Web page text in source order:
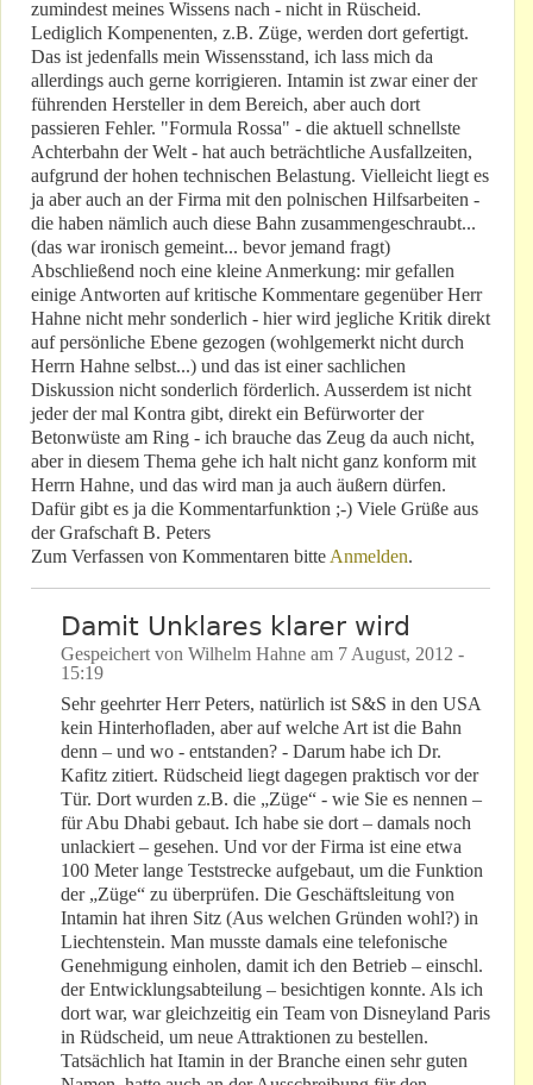
zumindest meines Wissens nach - nicht in Rüscheid.
Lediglich Kompenenten, z.B. Züge, werden dort gefertigt.
Das ist jedenfalls mein Wissensstand, ich lass mich da
allerdings auch gerne korrigieren. Intamin ist zwar einer der
führenden Hersteller in dem Bereich, aber auch dort
passieren Fehler. "Formula Rossa" - die aktuell schnellste
Achterbahn der Welt - hat auch beträchtliche Ausfallzeiten,
aufgrund der hohen technischen Belastung. Vielleicht liegt es
ja aber auch an der Firma mit den polnischen Hilfsarbeiten -
die haben nämlich auch diese Bahn zusammengeschraubt...
(das war ironisch gemeint... bevor jemand fragt)
Abschließend noch eine kleine Anmerkung: mir gefallen
einige Antworten auf kritische Kommentare gegenüber Herr
Hahne nicht mehr sonderlich - hier wird jegliche Kritik direkt
auf persönliche Ebene gezogen (wohlgemerkt nicht durch
Herrn Hahne selbst...) und das ist einer sachlichen
Diskussion nicht sonderlich förderlich. Ausserdem ist nicht
jeder der mal Kontra gibt, direkt ein Befürworter der
Betonwüste am Ring - ich brauche das Zeug da auch nicht,
aber in diesem Thema gehe ich halt nicht ganz konform mit
Herrn Hahne, und das wird man ja auch äußern dürfen.
Dafür gibt es ja die Kommentarfunktion ;-) Viele Grüße aus
der Grafschaft B. Peters
Zum Verfassen von Kommentaren bitte Anmelden.
Damit Unklares klarer wird
Gespeichert von Wilhelm Hahne am 7 August, 2012 -
15:19
Sehr geehrter Herr Peters, natürlich ist S&S in den USA
kein Hinterhofladen, aber auf welche Art ist die Bahn
denn – und wo - entstanden? - Darum habe ich Dr.
Kafitz zitiert. Rüdscheid liegt dagegen praktisch vor der
Tür. Dort wurden z.B. die „Züge“ - wie Sie es nennen –
für Abu Dhabi gebaut. Ich habe sie dort – damals noch
unlackiert – gesehen. Und vor der Firma ist eine etwa
100 Meter lange Teststrecke aufgebaut, um die Funktion
der „Züge“ zu überprüfen. Die Geschäftsleitung von
Intamin hat ihren Sitz (Aus welchen Gründen wohl?) in
Liechtenstein. Man musste damals eine telefonische
Genehmigung einholen, damit ich den Betrieb – einschl.
der Entwicklungsabteilung – besichtigen konnte. Als ich
dort war, war gleichzeitig ein Team von Disneyland Paris
in Rüdscheid, um neue Attraktionen zu bestellen.
Tatsächlich hat Itamin in der Branche einen sehr guten